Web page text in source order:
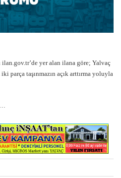
yer alan ilana göre; Yalvaç
parça taşınmazın açık arttırma yoluyla